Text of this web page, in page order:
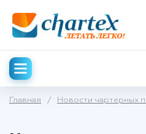
Главная / Новости чартерных